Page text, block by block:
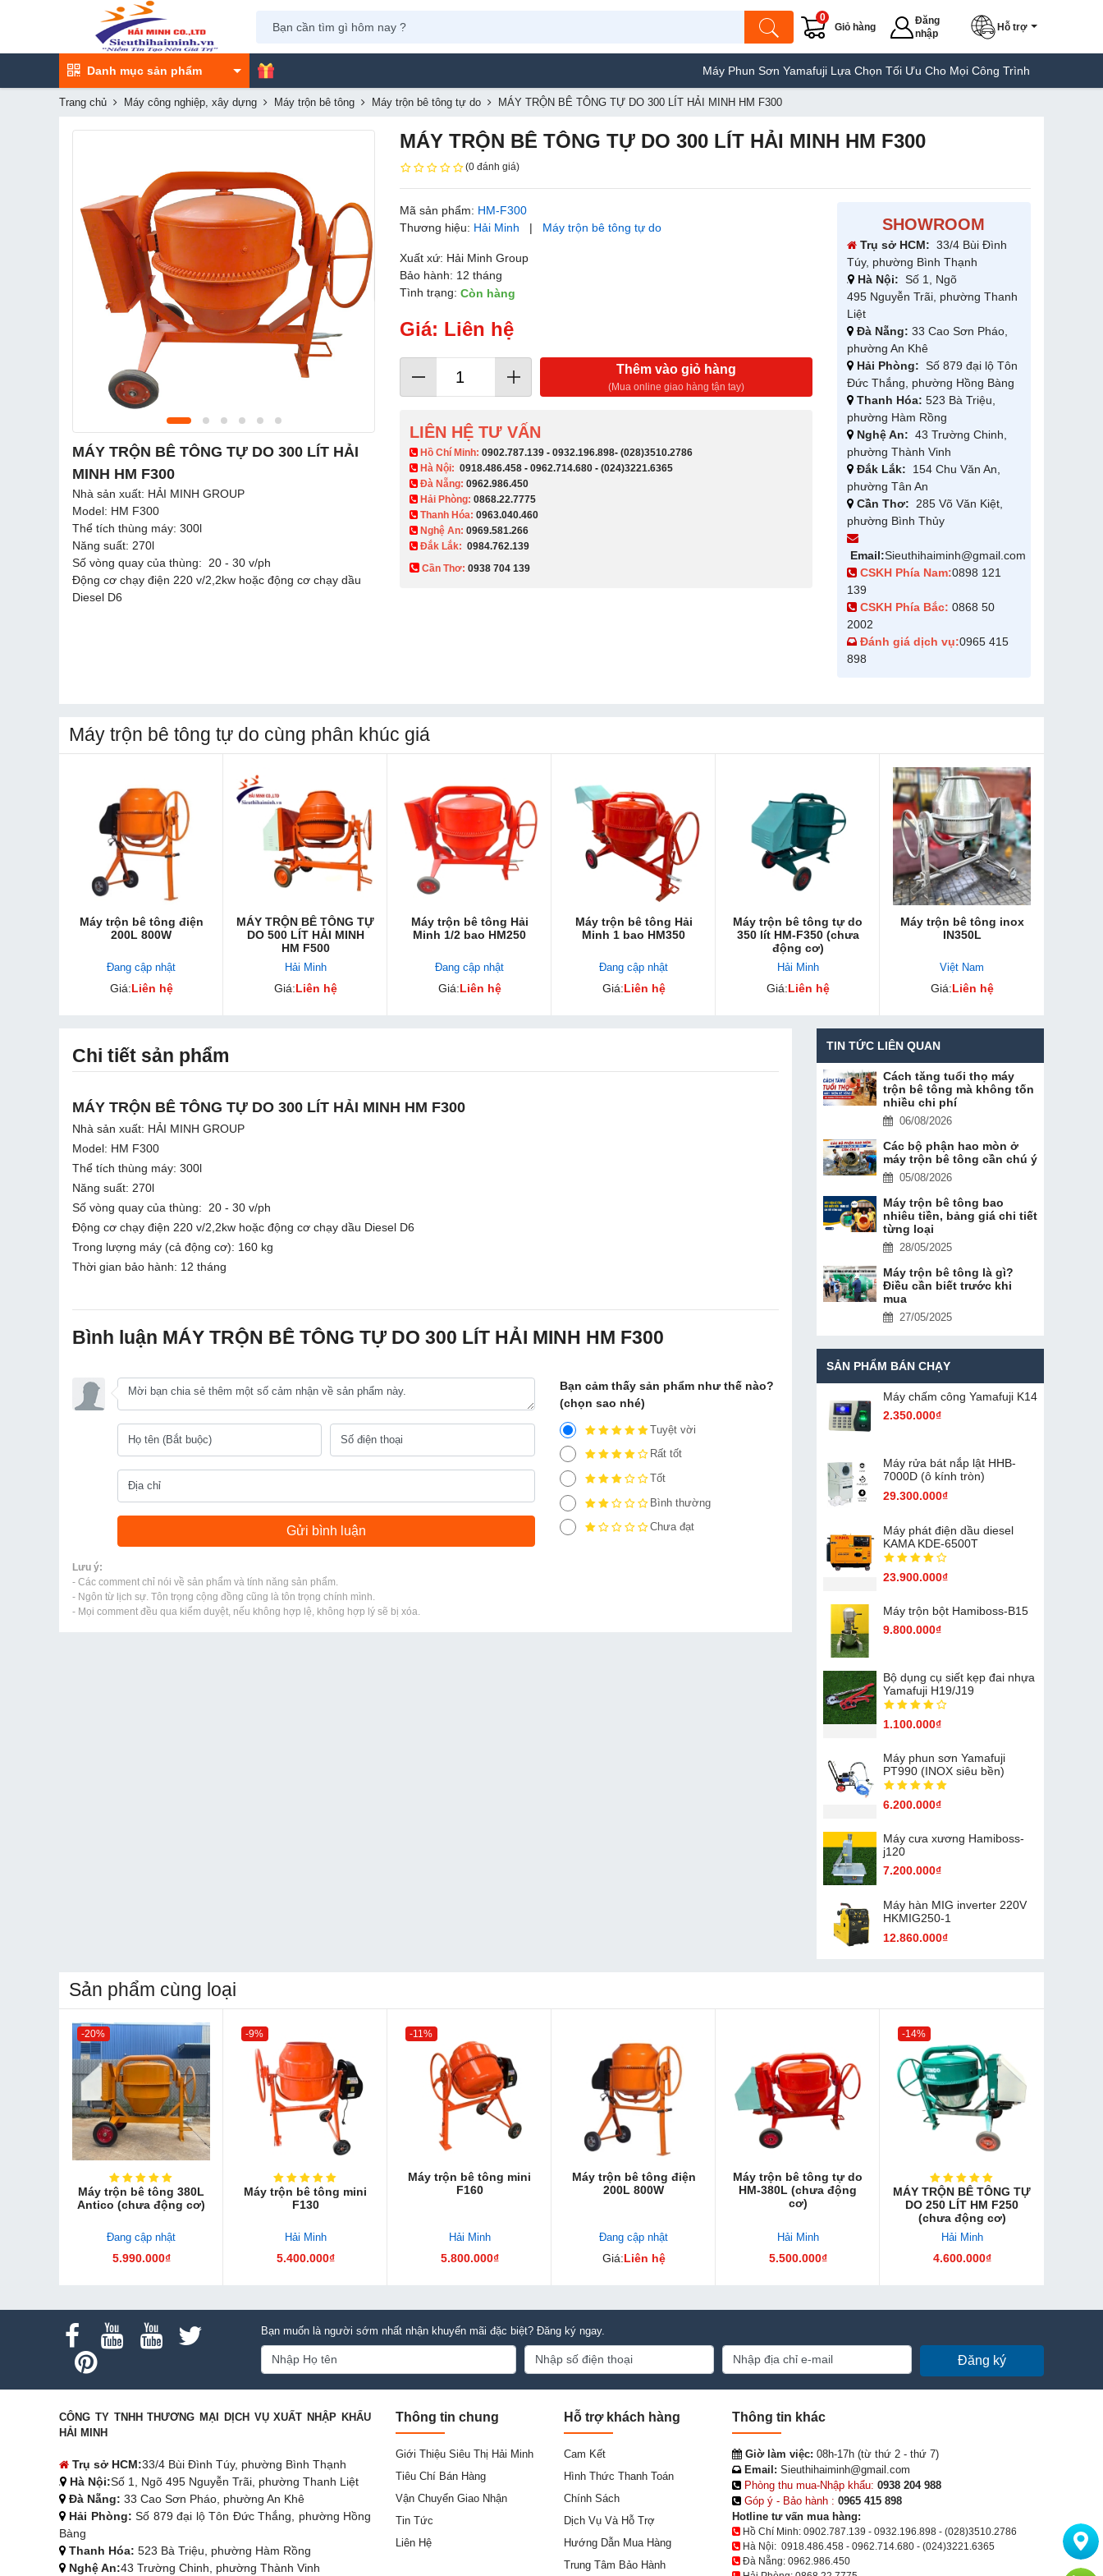
Giỏ hàng
0
Đăng
nhập
Hỗ trợ
Danh mục sản phẩm Máy Phun Sơn Yamafuji Lựa Chọn Tối Ưu Cho Mọi Công Trình Máy Hàn Túi
Trang chủ Máy công nghiệp, xây dựng Máy trộn bê tông Máy trộn bê tông tự do MÁY TRỘN BÊ TÔNG TỰ DO 300 LÍT HẢI MINH HM F300
MÁY TRỘN BÊ TÔNG TỰ DO 300 LÍT HẢI
MINH HM F300
Nhà sản xuất: HẢI MINH GROUP
Model: HM F300
Thể tích thùng máy: 300l
Năng suất: 270l
Số vòng quay của thùng: 20 - 30 v/ph
Động cơ chạy điện 220 v/2,2kw hoặc động cơ chạy dầu
Diesel D6
MÁY TRỘN BÊ TÔNG TỰ DO 300 LÍT HẢI MINH HM F300
(0 đánh giá)
Mã sản phẩm: HM-F300
Thương hiệu: Hải Minh | Máy trộn bê tông tự do
Xuất xứ: Hải Minh Group
Bảo hành: 12 tháng
Tình trạng:Còn hàng
Giá: Liên hệ
Thêm vào giỏ hàng
(Mua online giao hàng tận tay)
LIÊN HỆ TƯ VẤN
​ Hồ Chí Minh:0902.787.139 -0932.196.898-(028)3510.2786
Hà Nội:0918.486.458 -0962.714.680 -(024)3221.6365
Đà Nẵng:0962.986.450
Hải Phòng:0868.22.7775
Thanh Hóa:0963.040.460
Nghệ An:0969.581.266
Đắk Lắk: 0984.762.139
Cần Thơ:0938 704 139​
SHOWROOM
Trụ sở HCM: 33/4 Bùi Đình
Túy, phường Bình Thạnh
Hà Nội: Số 1, Ngõ
495 Nguyễn Trãi, phường Thanh
Liệt
Đà Nẵng: 33 Cao Sơn Pháo,
phường An Khê
Hải Phòng: Số 879 đại lộ Tôn
Đức Thắng, phường Hồng Bàng
Thanh Hóa: 523 Bà Triệu,
phường Hàm Rồng
Nghệ An: 43 Trường Chinh,
phường Thành Vinh
Đắk Lắk: 154 Chu Văn An,
phường Tân An
Cần Thơ: 285 Võ Văn Kiệt,
phường Bình Thủy
Email:Sieuthihaiminh@gmail.com
CSKH Phía Nam:0898 121
139
CSKH Phía Bắc: 0868 50
2002
Đánh giá dịch vụ:0965 415
898
Máy trộn bê tông tự do cùng phân khúc giá
Máy trộn bê tông điện
200L 800W
Đang cập nhật
Giá:Liên hệ
MÁY TRỘN BÊ TÔNG TỰ
DO 500 LÍT HẢI MINH
HM F500
Hải Minh
Giá:Liên hệ
Máy trộn bê tông Hải
Minh 1/2 bao HM250
Đang cập nhật
Giá:Liên hệ
Máy trộn bê tông Hải
Minh 1 bao HM350
Đang cập nhật
Giá:Liên hệ
Máy trộn bê tông tự do
350 lít HM-F350 (chưa
động cơ)
Hải Minh
Giá:Liên hệ
Máy trộn bê tông inox
IN350L
Việt Nam
Giá:Liên hệ
Chi tiết sản phẩm
MÁY TRỘN BÊ TÔNG TỰ DO 300 LÍT HẢI MINH HM F300
Nhà sản xuất: HẢI MINH GROUP
Model: HM F300
Thể tích thùng máy: 300l
Năng suất: 270l
Số vòng quay của thùng: 20 - 30 v/ph
Động cơ chạy điện 220 v/2,2kw hoặc động cơ chạy dầu Diesel D6
Trong lượng máy (cả động cơ): 160 kg
Thời gian bảo hành: 12 tháng
Bình luận MÁY TRỘN BÊ TÔNG TỰ DO 300 LÍT HẢI MINH HM F300
Bạn cảm thấy sản phẩm như thế nào?
(chọn sao nhé)
Tuyệt vời
Rất tốt
Tốt
Bình thường
Chưa đạt
Lưu ý:
- Các comment chỉ nói về sản phẩm và tính năng sản phẩm.
- Ngôn từ lịch sự. Tôn trọng cộng đồng cũng là tôn trọng chính mình.
- Mọi comment đều qua kiểm duyệt, nếu không hợp lệ, không hợp lý sẽ bị xóa.
TIN TỨC LIÊN QUAN
Cách tăng tuổi thọ máy
trộn bê tông mà không tốn
nhiều chi phí
06/08/2026
Các bộ phận hao mòn ở
máy trộn bê tông cần chú ý
05/08/2026
Máy trộn bê tông bao
nhiêu tiền, bảng giá chi tiết
từng loại
28/05/2025
Máy trộn bê tông là gì?
Điều cần biết trước khi
mua
27/05/2025
SẢN PHẨM BÁN CHẠY
Máy chấm cô​ng Yamafuji K14
2.350.000₫
Máy rửa bát nắp lật HHB-
7000D (ô kính tròn)
29.300.000₫
Máy phát điện dầu diesel
KAMA KDE-6500T
23.900.000₫
Máy trộn bột Hamiboss-B15
9.800.000₫
Bộ dụng cụ siết kẹp đai nhựa
Yamafuji H19/J19
1.100.000₫
Máy phun sơn Yamafuji
PT990 (INOX siêu bền)
6.200.000₫
Máy cưa xương Hamiboss-
j120
7.200.000₫
Máy hàn MIG inverter 220V
HKMIG250-1
12.860.000₫
Sản phẩm cùng loại
-20%
Máy trộn bê tông 380L
Antico (chưa động cơ)
Đang cập nhật
5.990.000₫
-9%
Máy trộn bê tông mini
F130
Hải Minh
5.400.000₫
-11%
Máy trộn bê tông mini
F160
Hải Minh
5.800.000₫
Máy trộn bê tông điện
200L 800W
Đang cập nhật
Giá:Liên hệ
Máy trộn bê tông tự do
HM-380L (chưa động
cơ)
Hải Minh
5.500.000₫
-14%
MÁY TRỘN BÊ TÔNG TỰ
DO 250 LÍT HM F250
(chưa động cơ)
Hải Minh
4.600.000₫
Bạn muốn là người sớm nhất nhận khuyến mãi đặc biệt? Đăng ký ngay.
Đăng ký
CÔNG TY TNHH THƯƠNG MẠI DỊCH VỤ XUẤT NHẬP KHẨU
HẢI MINH
Trụ sở HCM:33/4 Bùi Đình Túy, phường Bình Thạnh
Hà Nội:Số 1, Ngõ 495 Nguyễn Trãi, phường Thanh Liệt
Đà Nẵng: 33 Cao Sơn Pháo, phường An Khê
Hải Phòng: Số 879 đại lộ Tôn Đức Thắng, phường Hồng
Bàng
Thanh Hóa: 523 Bà Triệu, phường Hàm Rồng
Nghệ An:43 Trường Chinh, phường Thành Vinh
Thông tin chung
Giới Thiệu Siêu Thị Hải Minh
Tiêu Chí Bán Hàng
Vận Chuyển Giao Nhận
Tin Tức
Liên Hệ
Hỗ trợ khách hàng
Cam Kết
Hình Thức Thanh Toán
Chính Sách
Dịch Vụ Và Hỗ Trợ
Hướng Dẫn Mua Hàng
Trung Tâm Bảo Hành
Thông tin khác
Giờ làm việc: 08h-17h (từ thứ 2 - thứ 7)
Email: Sieuthihaiminh@gmail.com
Phòng thu mua-Nhập khẩu: 0938 204 988
Góp ý - Bảo hành : 0965 415 898
Hotline tư vấn mua hàng:
Hồ Chí Minh: 0902.787.139 - 0932.196.898 - (028)3510.2786
Hà Nội: 0918.486.458 - 0962.714.680 - (024)3221.6365
Đà Nẵng: 0962.986.450